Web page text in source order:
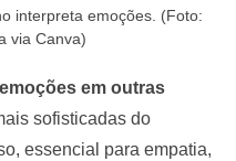
interpreta emoções. (Foto:
via Canva)
em outras
sofisticadas do
essencial para empatia,